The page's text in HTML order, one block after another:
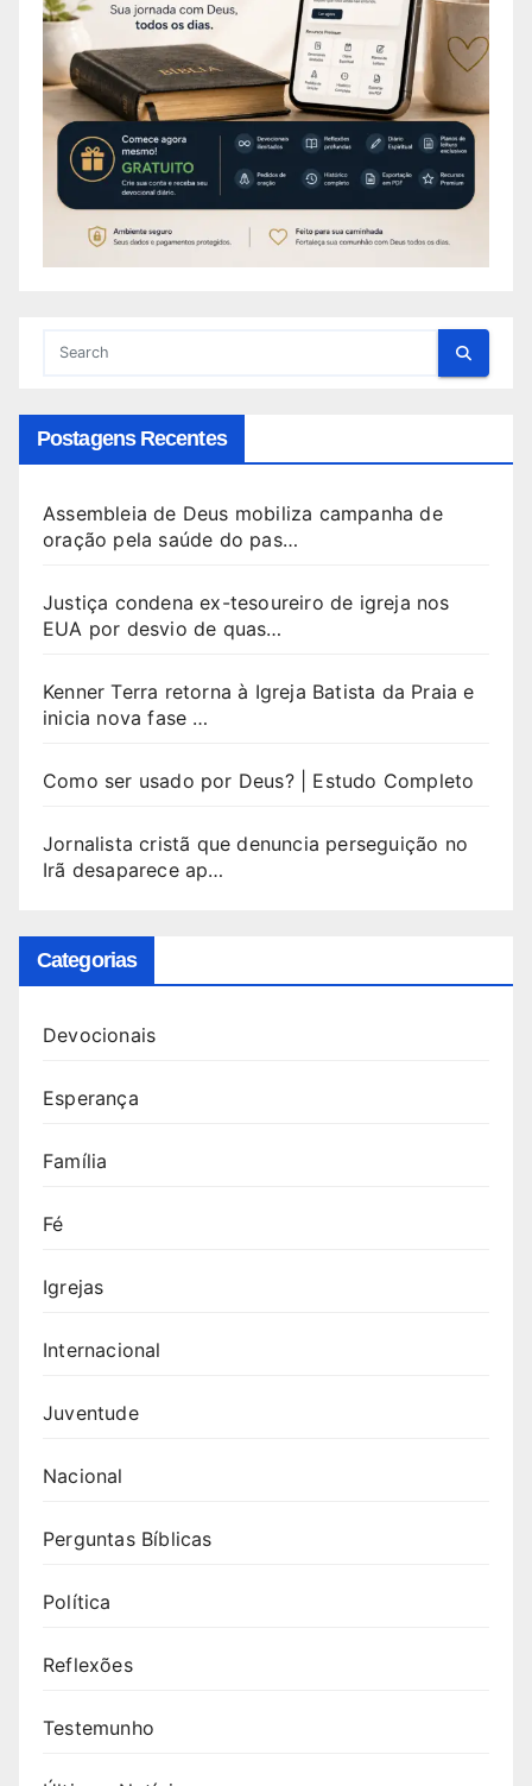
Postagens Recentes
Assembleia de Deus mobiliza campanha de
oração pela saúde do pas…
Justiça condena ex-tesoureiro de igreja nos
EUA por desvio de quas…
Kenner Terra retorna à Igreja Batista da Praia e
inicia nova fase …
Como ser usado por Deus? | Estudo Completo
Jornalista cristã que denuncia perseguição no
Irã desaparece ap…
Categorias
Devocionais
Esperança
Família
Fé
Igrejas
Internacional
Juventude
Nacional
Perguntas Bíblicas
Política
Reflexões
Testemunho